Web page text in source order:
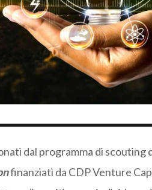
dal programma di scouting
finanziati da CDP Venture